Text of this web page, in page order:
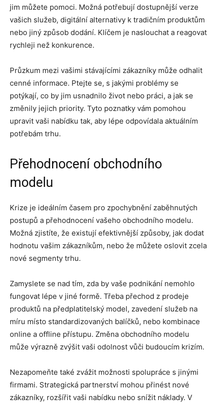
jim můžete pomoci. Možná potřebují dostupnější verze
vašich služeb, digitální alternativy k tradičním produktům
nebo jiný způsob dodání. Klíčem je naslouchat a reagovat
rychleji než konkurence.
Průzkum mezi vašimi stávajícími zákazníky může odhalit
cenné informace. Ptejte se, s jakými problémy se
potýkají, co by jim usnadnilo život nebo práci, a jak se
změnily jejich priority. Tyto poznatky vám pomohou
upravit vaši nabídku tak, aby lépe odpovídala aktuálním
potřebám trhu.
Přehodnocení obchodního
modelu
Krize je ideálním časem pro zpochybnění zaběhnutých
postupů a přehodnocení vašeho obchodního modelu.
Možná zjistíte, že existují efektivnější způsoby, jak dodat
hodnotu vašim zákazníkům, nebo že můžete oslovit zcela
nové segmenty trhu.
Zamyslete se nad tím, zda by vaše podnikání nemohlo
fungovat lépe v jiné formě. Třeba přechod z prodeje
produktů na předplatitelský model, zavedení služeb na
míru místo standardizovaných balíčků, nebo kombinace
online a offline přístupu. Změna obchodního modelu
může výrazně zvýšit vaši odolnost vůči budoucím krizím.
Nezapomeňte také zvážit možnosti spolupráce s jinými
firmami. Strategická partnerství mohou přinést nové
zákazníky, rozšířit vaši nabídku nebo snížit náklady. V